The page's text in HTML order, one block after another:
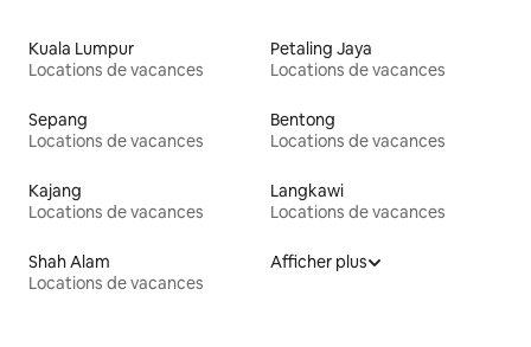
Kuala Lumpur
Locations de vacances
Petaling Jaya
Locations de vacances
Sepang
Locations de vacances
Bentong
Locations de vacances
Kajang
Locations de vacances
Langkawi
Locations de vacances
Shah Alam
Locations de vacances
Afficher plus